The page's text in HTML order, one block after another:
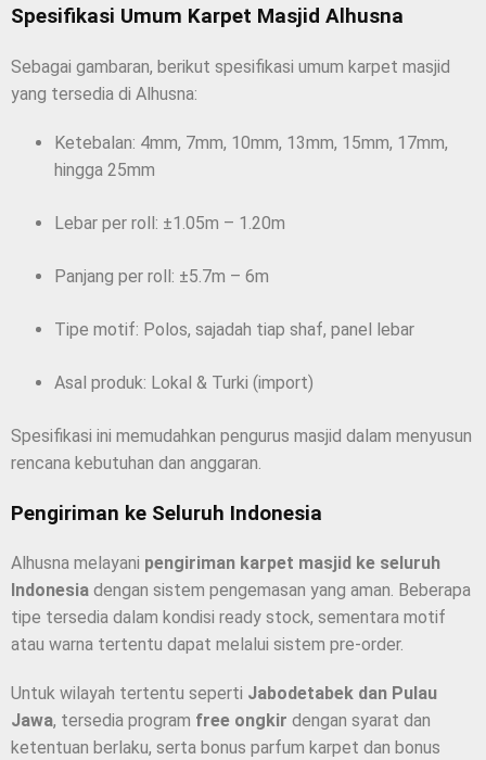
Spesifikasi Umum Karpet Masjid Alhusna
Sebagai gambaran, berikut spesifikasi umum karpet masjid
yang tersedia di Alhusna:
Ketebalan: 4mm, 7mm, 10mm, 13mm, 15mm, 17mm,
hingga 25mm
Lebar per roll: ±1.05m – 1.20m
Panjang per roll: ±5.7m – 6m
Tipe motif: Polos, sajadah tiap shaf, panel lebar
Asal produk: Lokal & Turki (import)
Spesifikasi ini memudahkan pengurus masjid dalam menyusun
rencana kebutuhan dan anggaran.
Pengiriman ke Seluruh Indonesia
Alhusna melayani pengiriman karpet masjid ke seluruh
Indonesia dengan sistem pengemasan yang aman. Beberapa
tipe tersedia dalam kondisi ready stock, sementara motif
atau warna tertentu dapat melalui sistem pre-order.
Untuk wilayah tertentu seperti Jabodetabek dan Pulau
Jawa, tersedia program free ongkir dengan syarat dan
ketentuan berlaku, serta bonus parfum karpet dan bonus